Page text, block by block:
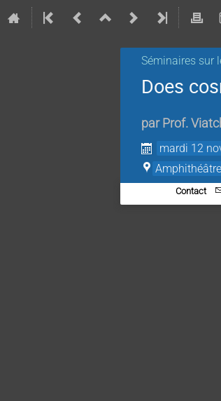
Séminaires sur
Does
par Prof.
mardi 12
Contact